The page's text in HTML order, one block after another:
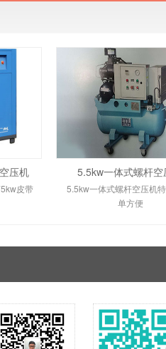
压机
皮带
5.5kw一体式螺杆空
5.5kw一体式螺杆空压机
单方便